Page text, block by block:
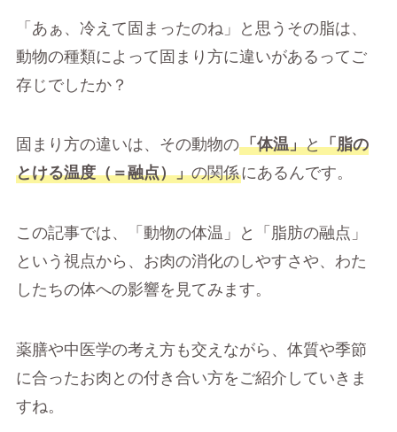
「あぁ、冷えて固まったのね」と思うその脂は、
動物の種類によって固まり方に違いがあるってご
存じでしたか？
固まり方の違いは、その動物の「体温」と「脂の
とける温度（＝融点）」の関係にあるんです。
この記事では、「動物の体温」と「脂肪の融点」
という視点から、お肉の消化のしやすさや、わた
したちの体への影響を見てみます。
薬膳や中医学の考え方も交えながら、体質や季節
に合ったお肉との付き合い方をご紹介していきま
すね。